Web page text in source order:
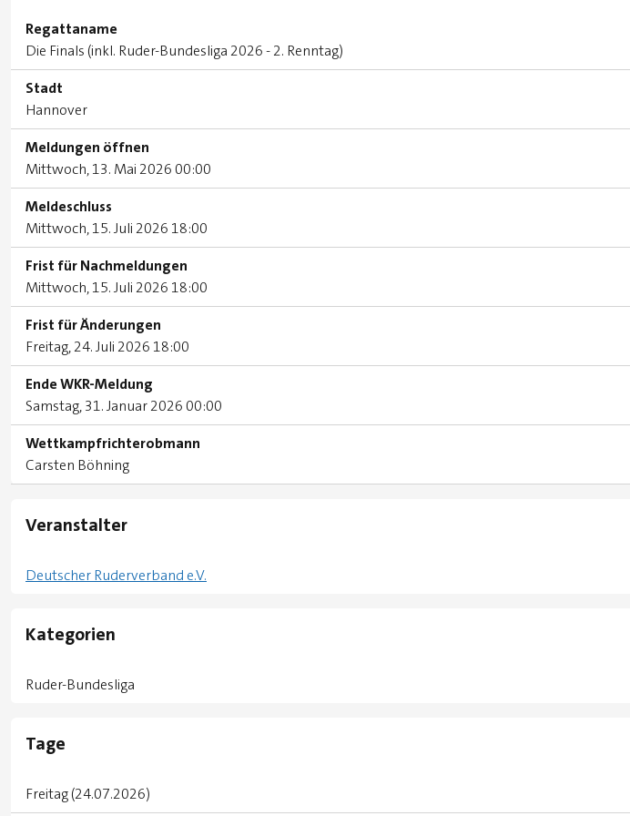
Regattaname
Die Finals (inkl. Ruder-Bundesliga 2026 - 2. Renntag)
Stadt
Hannover
Meldungen öffnen
Mittwoch, 13. Mai 2026 00:00
Meldeschluss
Mittwoch, 15. Juli 2026 18:00
Frist für Nachmeldungen
Mittwoch, 15. Juli 2026 18:00
Frist für Änderungen
Freitag, 24. Juli 2026 18:00
Ende WKR-Meldung
Samstag, 31. Januar 2026 00:00
Wettkampfrichterobmann
Carsten Böhning
Veranstalter
Deutscher Ruderverband e.V.
Kategorien
Ruder-Bundesliga
Tage
Freitag (24.07.2026)